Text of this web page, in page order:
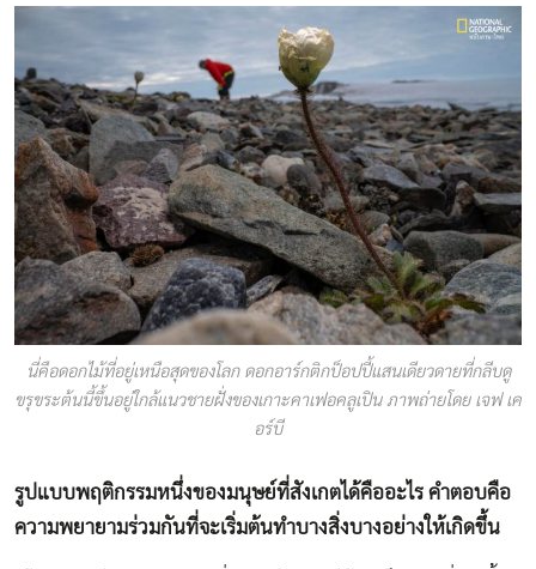
นี่คือดอกไม้ที่อยู่เหนือสุดของโลก ดอกอาร์กติกป็อปปี้แสนเดียวดายที่กลีบดู
ขรุขระต้นนี้ขึ้นอยู่ใกล้แนวชายฝั่งของเกาะคาเฟอคลูเปิน ภาพถ่ายโดย เจฟ เค
อร์บี
รูปแบบพฤติกรรมหนึ่งของมนุษย์ที่สังเกตได้คืออะไร คำตอบคือ
ความพยายามร่วมกันที่จะเริ่มต้นทำบางสิ่งบางอย่างให้เกิดขึ้น